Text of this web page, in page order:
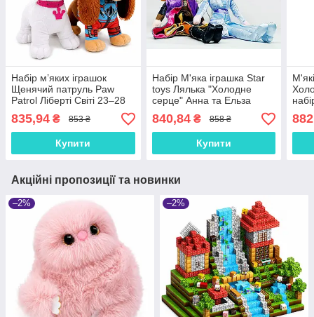
Набір м’яких іграшок
Щенячий патруль Paw
Patrol Ліберті Світі 23–28
см — плюшеві цуценята,
арт. 00113-8082
835,94 ₴ 853 ₴
Купити
Набір М'яка іграшка Star
toys Лялька "Холодне
серце" Анна та Ельза
C49813-3
840,84₴ 858 ₴
Купити
882
Акційні пропозиції та новинки
–2% –2%